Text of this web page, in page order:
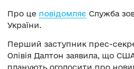
Про це повідомляє Служба
України.
Перший заступник прес-
Олівія Далтон заявила, що
планують оголосити про